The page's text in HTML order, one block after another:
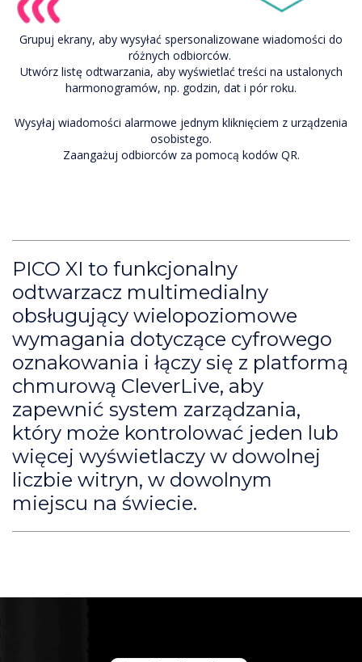
Grupuj ekrany, aby wysyłać spersonalizowane wiadomości do
różnych odbiorców.
Utwórz listę odtwarzania, aby wyświetlać treści na ustalonych
harmonogramów, np. godzin, dat i pór roku.
Wysyłaj wiadomości alarmowe jednym kliknięciem z urządzenia
osobistego.
Zaangażuj odbiorców za pomocą kodów QR.
PICO XI to funkcjonalny
odtwarzacz multimedialny
obsługujący wielopoziomowe
wymagania dotyczące cyfrowego
oznakowania i łączy się z platformą
chmurową CleverLive, aby
zapewnić system zarządzania,
który może kontrolować jeden lub
więcej wyświetlaczy w dowolnej
liczbie witryn, w dowolnym
miejscu na świecie.